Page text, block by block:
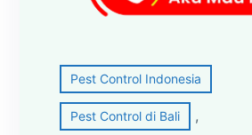
Pest Control Indonesia
Pest Control di Bali ,